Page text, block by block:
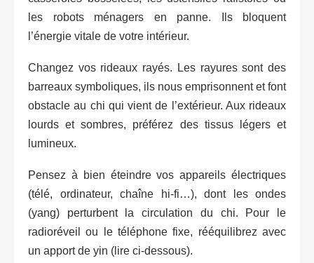
les robots ménagers en panne. Ils bloquent
l’énergie vitale de votre intérieur.
Changez vos rideaux rayés. Les rayures sont des
barreaux symboliques, ils nous emprisonnent et font
obstacle au chi qui vient de l’extérieur. Aux rideaux
lourds et sombres, préférez des tissus légers et
lumineux.
Pensez à bien éteindre vos appareils électriques
(télé, ordinateur, chaîne hi-fi…), dont les ondes
(yang) perturbent la circulation du chi. Pour le
radioréveil ou le téléphone fixe, rééquilibrez avec
un apport de yin (lire ci-dessous).